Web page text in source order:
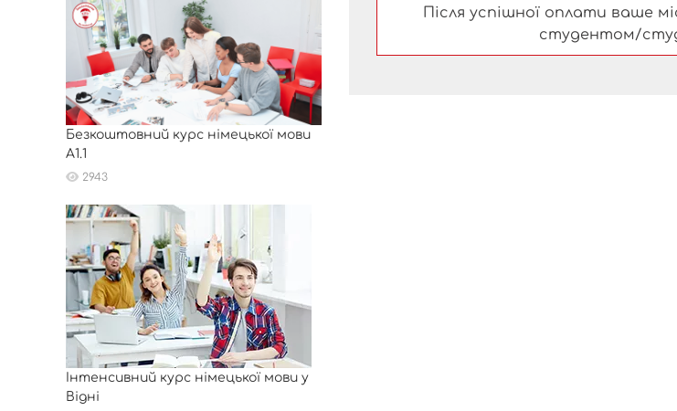
Безкоштовний курс німецької мови
A1.1
2943
Інтенсивний курс німецької мови у
Відні
Після успішної оплати ваше
студентом/